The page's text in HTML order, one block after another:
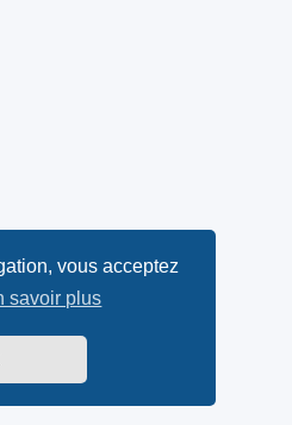
vous acceptez
savoir plus